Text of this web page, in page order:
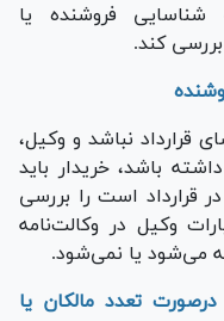
فروشنده یا
بررسی کند.
قرارداد نباشد و وکیل،
باشد، خریدار باید
قرارداد است را بررسی
وکیل در وکالت‌نامه
می‌شود یا نمی‌شود.
تعدد مالکان یا